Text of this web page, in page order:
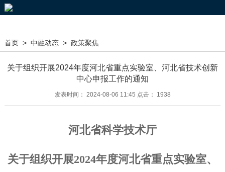
首页 > 中融动态> 政策聚焦
关于组织开展2024年度河北省重点实验室、河北省技术创新
中心申报工作的通知
发表时间： 2024-08-06 11:45 点击： 1938
河北省科学技术厅
关于组织开展2024年度河北省重点实验室、